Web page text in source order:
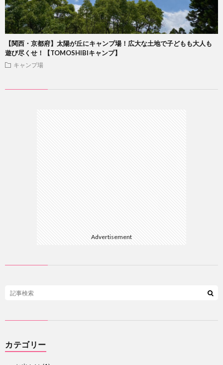
【関西・京都府】太陽が丘にキャンプ場！広大な土地で子どもも大人も
遊び尽くせ！【TOMOSHIBIキャンプ】
キャンプ場
Advertisement
カテゴリー